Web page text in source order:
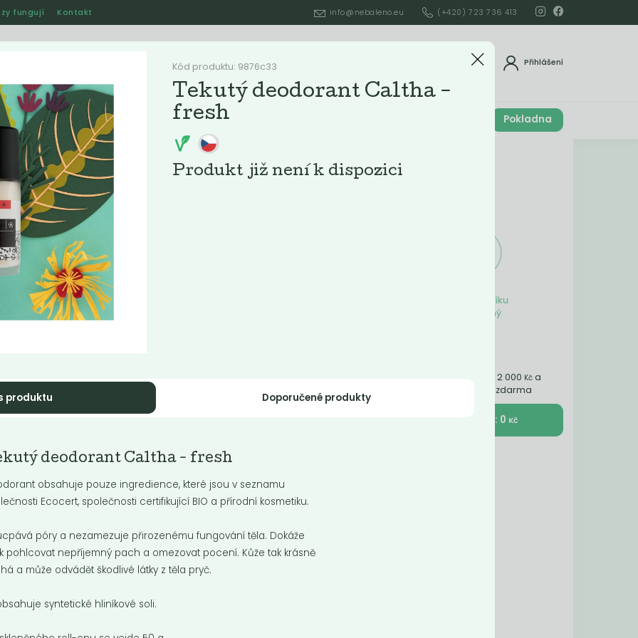
fungují Kontakt info@nebaleno.eu (+420) 723 736 413
Přihlášení
Ostatní Jak naše rozvozy fungují Pokladna
Obsah košíku
Obsah košíku
je prázdný
Nakupte ještě za 2 000 Kč a
získáte dopravu zdarma
K pokladně : 0 Kč
Nejlevnější
šampón
pečující šampon pro suché
Do košíku:(74,75 Kč )
Kč / Kg
Tekutý šampón
Tierra Verde...
Jemně pečující šampon pro mastné
299
Kód produktu: 9876c33
Tekutý deodorant Caltha -
fresh
Produkt již není k dispozici
produktu Doporučené produkty
deodorant Caltha - fresh
obsahuje pouze ingredience, které jsou v seznamu
Ecocert, společnosti certifikující BIO a přírodní kosmetiku.
póry a nezamezuje přirozenému fungování těla. Dokáže
pohlcovat nepříjemný pach a omezovat pocení. Kůže tak krásně
a může odvádět škodlivé látky z těla pryč.
syntetické hliníkové soli.